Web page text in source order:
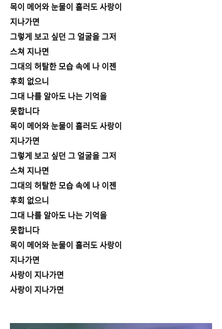
목이 메어와 눈물이 흘러도 사랑이
지나가면
그렇게 보고 싶던 그 얼굴을 그저
스쳐 지나면
그대의 허탈한 모습 속에 나 이젠
후회 없으니
그대 나를 알아도 나는 기억을
못합니다
목이 메어와 눈물이 흘러도 사랑이
지나가면
그렇게 보고 싶던 그 얼굴을 그저
스쳐 지나면
그대의 허탈한 모습 속에 나 이젠
후회 없으니
그대 나를 알아도 나는 기억을
못합니다
목이 메어와 눈물이 흘러도 사랑이
지나가면
사랑이 지나가면
사랑이 지나가면